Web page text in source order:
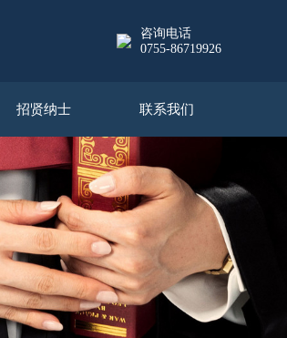
咨询电话
0755-86719926
招贤纳士 联系我们